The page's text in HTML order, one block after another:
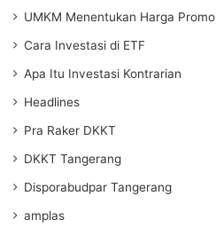
UMKM Menentukan Harga Promo
Cara Investasi di ETF
Apa Itu Investasi Kontrarian
Headlines
Pra Raker DKKT
DKKT Tangerang
Disporabudpar Tangerang
amplas